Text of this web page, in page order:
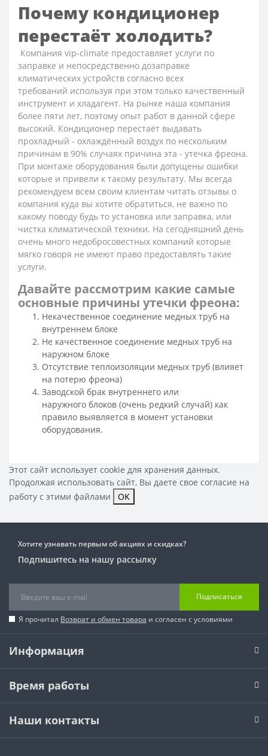
Почему кондиционер
перестаёт холодить?
Компания vip-climate предоставляет услуги по
заправке и непосредственно дозаправке
климатических устройств согласно всех
требований используя при этом только качественный
инструмент и хладагент. На рынке наша компания
более пяти лет, поэтому опыт работ в данной сфере
высокий. Кондиционер перестаёт выдавать
прохладный - охлаждённый воздух по нескольким
причинам в 90% случаях причина эта - утечка фреона.
При монтаже оборудования были допущены ошибки
которые и привели к такому результату. Мы всегда
рекомендуем всем своим клиентам читать отзывы о
компания куда вы хотите обратиться, не важно по
какому поводу будь то установка или заправка, или
чистка климатической техники. На сегодняшний день
очень много недобросовестных компаний которые
мягко говоря не имеют право предоставлять такие
услуги.
Давайте рассмотрим какие самые
основные причины утечки фреона:
Некачественное соединение медных труб на
внутреннем блоке
Не качественное соединение медных труб на
наружном блоке
Отсутствие теплоизоляции медных труб (влияет
на потерю фреона)
Заводской брак внутреннего или
наружного блоков (очень редкий случай) как
правило выявляется в момент установки
оборудования.
Этот сайт использует cookie для хранения данных.
Продолжая использовать сайт, Вы даете свое согласие на
работу с этими файлами
OK
Хотите узнавать первым об акциях и скидках?
Подпишитесь на нашу рассылку
Подписаться
Я прочитал Возврат и обмен товара и согласен с условиями
Информация
Время работы
Наши контакты